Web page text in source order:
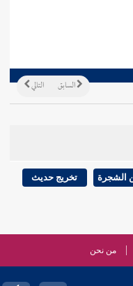
التالي السابق
الشجرة تخريج حديث
من نحن